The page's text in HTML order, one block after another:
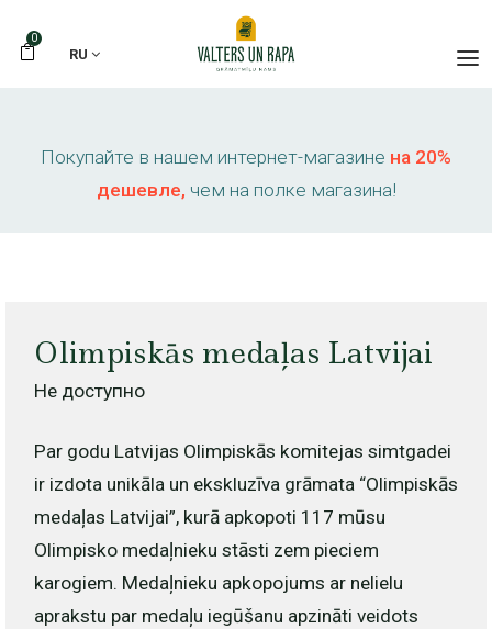
0
RU
Покупайте в нашем интернет-магазине на 20%
дешевле, чем на полке магазина!
Olimpiskās medaļas Latvijai
Не доступно
Par godu Latvijas Olimpiskās komitejas simtgadei
ir izdota unikāla un ekskluzīva grāmata “Olimpiskās
medaļas Latvijai”, kurā apkopoti 117 mūsu
Olimpisko medaļnieku stāsti zem pieciem
karogiem. Medaļnieku apkopojums ar nelielu
aprakstu par medaļu iegūšanu apzināti veidots